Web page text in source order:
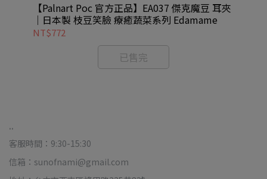
【Palnart Poc 官方正品】EA037 傑克魔豆 耳夾
｜日本製 枝豆笑臉 療癒蔬菜系列 Edamame
NT$772
已售完
..
客服時間：9:30-15:30
信箱：sunofnami@gmail.com